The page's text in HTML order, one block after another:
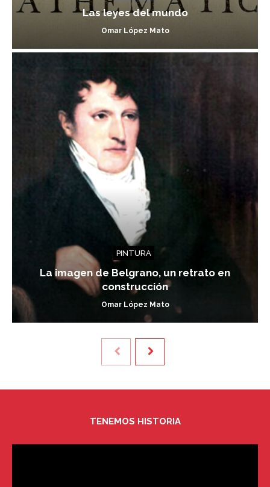
Las leyes del mundo
Omar López Mato
PINTURA
La imagen de Belgrano, un retrato en
construcción
Omar López Mato
TENEMOS HISTORIA